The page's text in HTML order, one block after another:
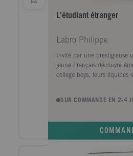
L'étudiant étranger
Labro Philippe
Invité par une prestigieuse
jeune Français découvre
college boys, leurs équipes
et le fracas des années
même s'en rendre compte:
tombant amoureux d'une
SUR COMMANDE EN 2-4